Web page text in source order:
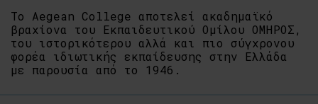
To Aegean College αποτελεί ακαδημαϊκό
βραχίονα του Εκπαιδευτικού Ομίλου ΟΜΗΡΟΣ,
του ιστορικότερου αλλά και πιο σύγχρονου
φορέα ιδιωτικής εκπαίδευσης στην Ελλάδα
με παρουσία από το 1946.